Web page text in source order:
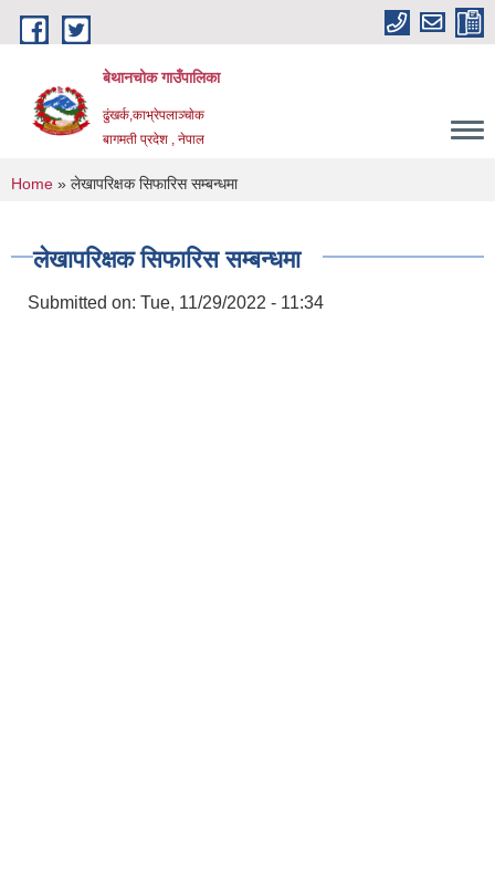
Skip to main content
बेथानचोक गाउँपालिका
ढुंखर्क,काभ्रेपलाञ्चाेक
बागमती प्रदेश , नेपाल
You are here
Home » लेखापरिक्षक सिफारिस सम्बन्धमा
लेखापरिक्षक सिफारिस सम्बन्धमा
Submitted on: Tue, 11/29/2022 - 11:34